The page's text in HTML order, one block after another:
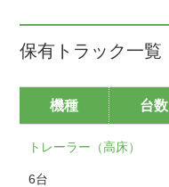
保有トラック一覧
機種 台数
トレーラー（高床）
6台